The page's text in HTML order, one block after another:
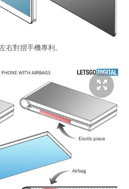
右對摺手機專利。